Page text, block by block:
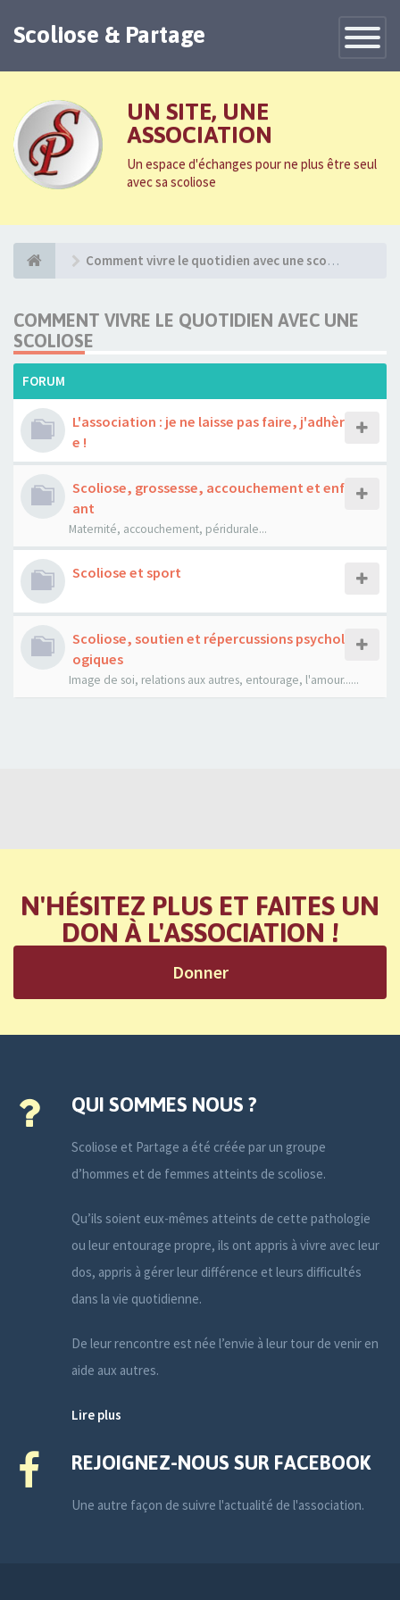
Toggle
Scoliose & Partage
UN SITE, UNE
ASSOCIATION
Un espace d'échanges pour ne plus être seul
avec sa scoliose
Comment vivre le quotidien avec une scoliose
COMMENT VIVRE LE QUOTIDIEN AVEC UNE
SCOLIOSE
FORUM
L'association : je ne laisse pas faire, j'adhèr
e !
Scoliose, grossesse, accouchement et enf
ant
Maternité, accouchement, péridurale...
Scoliose et sport
Scoliose, soutien et répercussions psychol
ogiques
Image de soi, relations aux autres, entourage, l'amour......
N'HÉSITEZ PLUS ET FAITES UN
DON À L'ASSOCIATION !
Donner
QUI SOMMES NOUS ?
Scoliose et Partage a été créée par un groupe
d’hommes et de femmes atteints de scoliose.
Qu’ils soient eux-mêmes atteints de cette pathologie
ou leur entourage propre, ils ont appris à vivre avec leur
dos, appris à gérer leur différence et leurs difficultés
dans la vie quotidienne.
De leur rencontre est née l’envie à leur tour de venir en
aide aux autres.
Lire plus
REJOIGNEZ-NOUS SUR FACEBOOK
Une autre façon de suivre l'actualité de l'association.